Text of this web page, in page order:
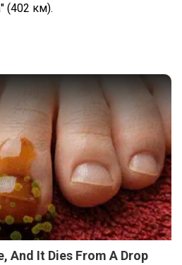
(402 км).
And It Dies From A Drop